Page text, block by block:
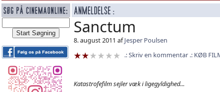
Sanctum
8. august 2011 afJesper Poulsen
Skriv en kommentar
KØB
Katastrofefilm sejler væk i ligegyldighed...